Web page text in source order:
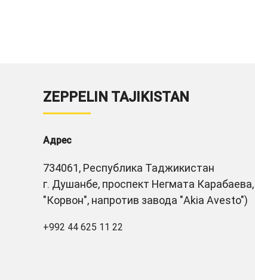
ZEPPELIN TAJIKISTAN
Адрес
734061, Республика Таджикистан
г. Душанбе, проспект Негмата
"Корвон", напротив завода "Akia Avesto")
+992 44 625 11 22